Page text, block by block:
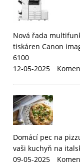
Nová řada
tiskáren Canon
6100
12-05-2025
Domácí pec na
vaši kuchyň na
09-05-2025